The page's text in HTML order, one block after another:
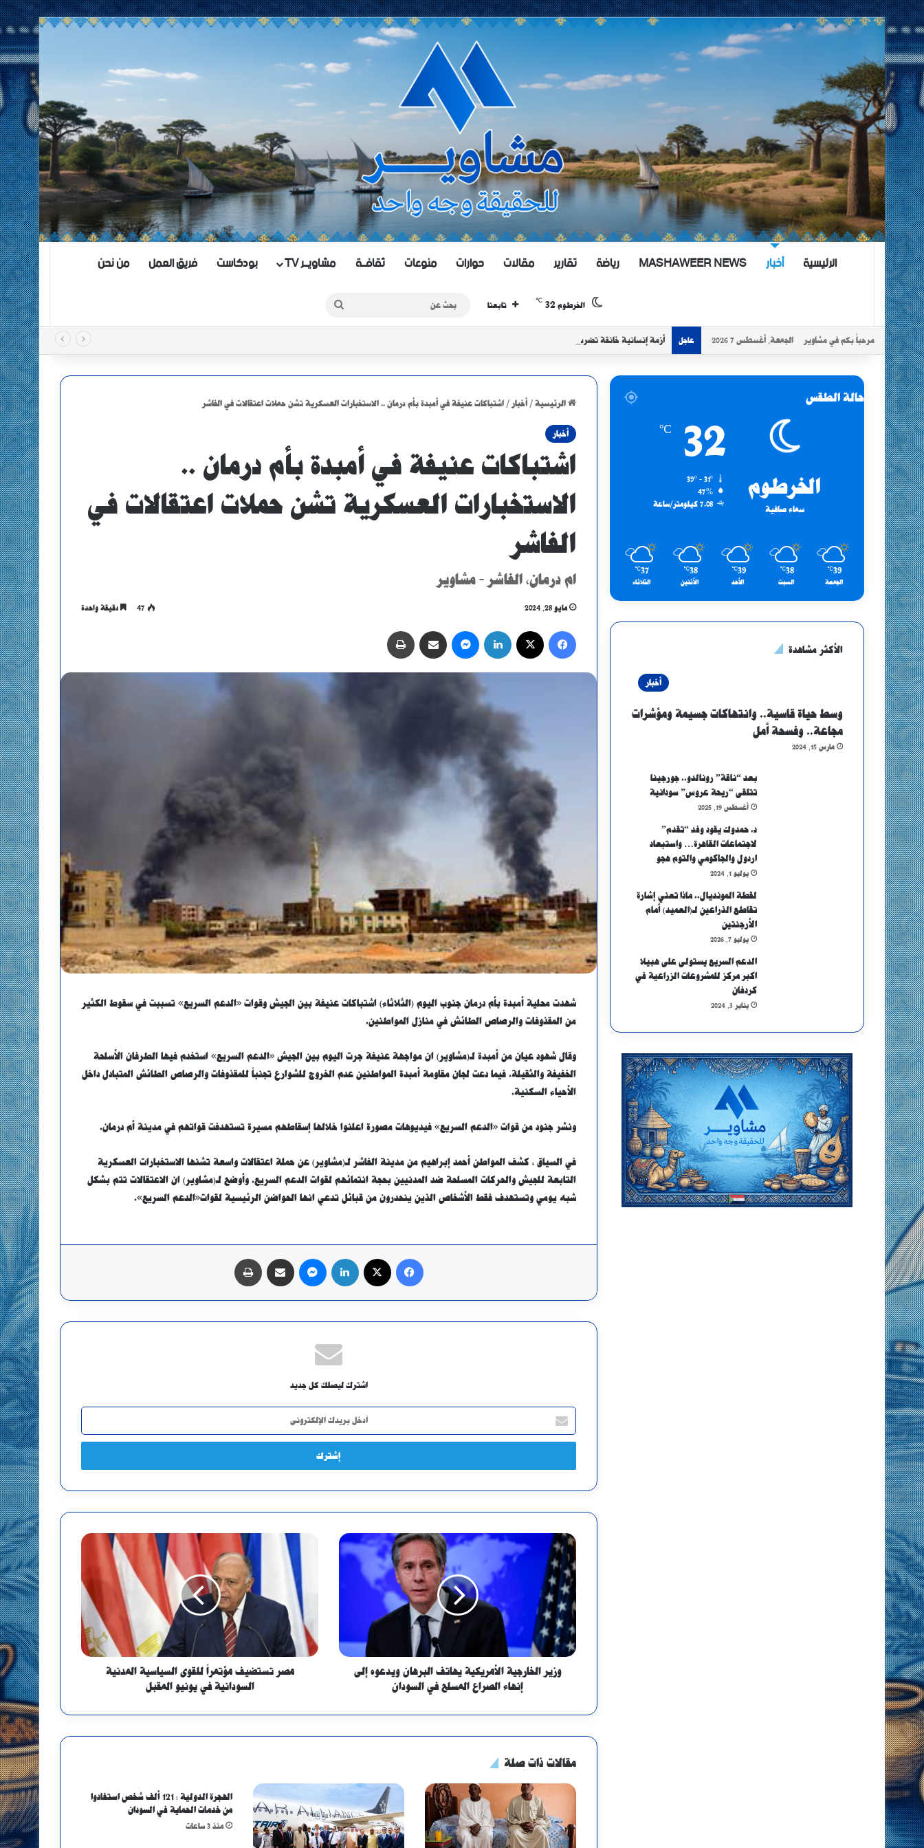
الرئيسية أخبار MASHAWEER NEWS رياضة تقارير مقالات حوارات منوعات ثقافــة مشاويــر TV بودكاست فريق العمل من نحن
الخرطوم 32
℃
تابعنا بحث
عن
مرحباً بكم في مشاوير الجمعة, أغسطس 7 2026 عاجل أزمة إنسانية خانقة تضرب الأبيض مع تزايد موجات النزوح
الرئيسية / أخبار / اشتباكات عنيفة في أمبدة بأم درمان .. الاستخبارات العسكرية تشن حملات اعتقالات في الفاشر
أخبار
اشتباكات عنيفة في أمبدة بأم درمان ..
الاستخبارات العسكرية تشن حملات اعتقالات في
الفاشر
ام درمان، الفاشر - مشاوير
مايو 28, 2024 47 دقيقة واحدة
فيسبوك لينكدإن ماسنجر مشاركة عبر البريد
شهدت محلية أمبدة بأم درمان جنوب اليوم (الثلاثاء) اشتباكات عنيفة بين الجيش وقوات «الدعم السريع» تسببت في سقوط الكثير
من المقذوفات والرصاص الطائش في منازل المواطنين.
وقال شهود عيان من أمبدة لـ(مشاوير) ان مواجهة عنيفة جرت اليوم بين الجيش «الدعم السريع» استخدم فيها الطرفان الأسلحة
الخفيفة والثقيلة. فيما دعت لجان مقاومة أمبدة المواطنين عدم الخروج للشوارع تجنباً للمقذوفات والرصاص الطائش المتبادل داخل
الأحياء السكنية.
ونشر جنود من قوات «الدعم السريع» فيديوهات مصورة اعلنوا خلالها إسقاطهم مسيرة تستهدفت قواتهم في مدينة أم درمان.
في السياق ، كشف المواطن أحمد إبراهيم من مدينة الفاشر لـ(مشاوير) عن حملة اعتقالات واسعة تشنها الاستخبارات العسكرية
التابعة للجيش والحركات المسلحة ضد المدنيين بحجة انتمائهم لقوات الدعم السريع. وأوضح لـ(مشاوير) ان الاعتقالات تتم بشكل
شبه يومي وتستهدف فقط الأشخاص الذين ينحدرون من قبائل تدعي انها الحواضن الرئيسية لقوات«الدعم السريع».
فيسبوك لينكدإن ماسنجر مشاركة عبر البريد
اشترك ليصلك كل جديد
أدخل
بريدك
الإلكتروني
وزير الخارجية الأمريكية يهاتف البرهان ويدعوه إلى
إنهاء الصراع المسلح في السودان
مصر تستضيف مؤتمراً للقوى السياسية المدنية
السودانية في يونيو المقبل
مقالات ذات صلة
الهجرة الدولية : 121 ألف شخص استفادوا
من خدمات الحماية في السودان
منذ 3 ساعات
حالة الطقس
الخرطوم
سماء صافية
32
℃
47%
7.08 كيلومتر/ساعة
39
℃
الجمعة
38
℃
السبت
39
℃
الأحد
38
℃
الأثنين
37
℃
الثلاثاء
الأكثر مشاهدة
أخبار
وسط حياة قاسية.. وانتهاكات جسيمة ومؤشرات
مجاعة.. وفسحة أمل
مارس 15, 2024
بعد “ناقة” رونالدو.. جورجينا
تتلقى “ريحة عروس” سودانية
أغسطس 19, 2025
د. حمدوك يقود وفد “تقدم”
لاجتماعات القاهرة… واستبعاد
اردول والجاكومي والتوم هجو
يوليو 1, 2024
لقطة المونديال.. ماذا تعني إشارة
تقاطع الذراعين لـ(العميد) أمام
الأرجنتين
يوليو 7, 2026
الدعم السريع يستولى على هبيلا
اكبر مركز للمشروعات الزراعية في
كردفان
يناير 3, 2024